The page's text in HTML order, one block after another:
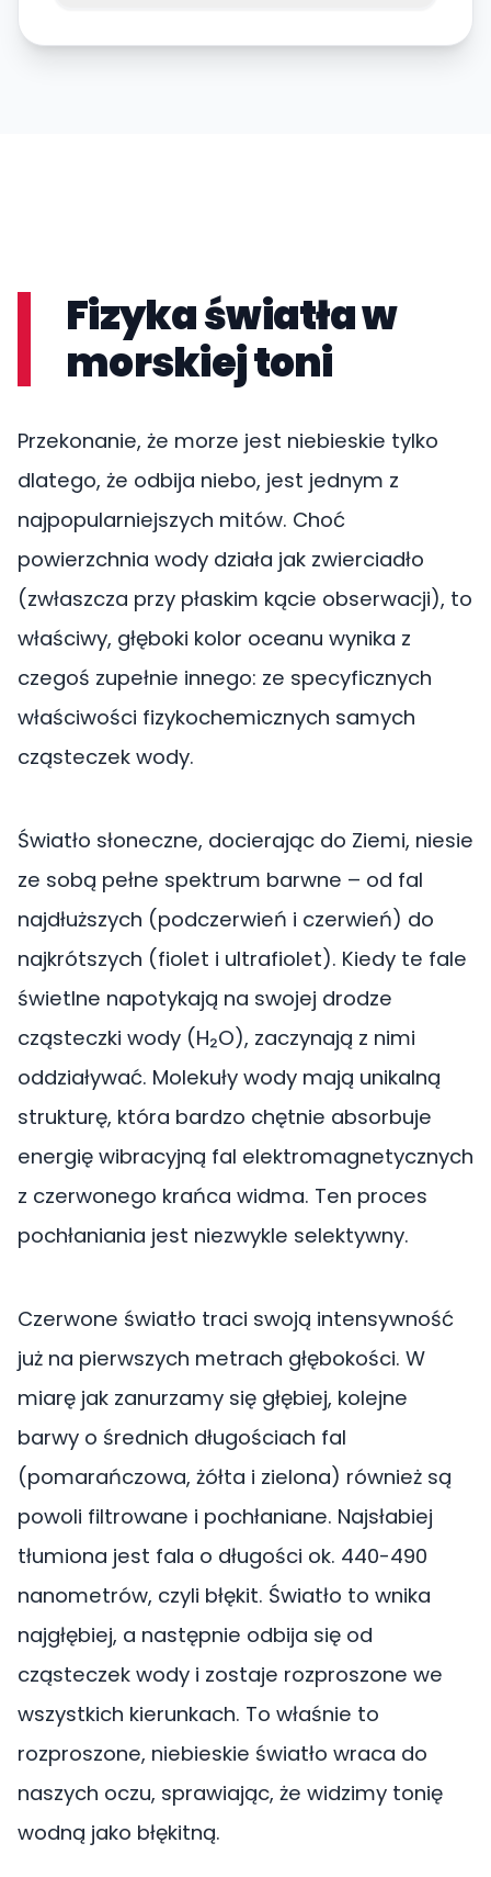
Fizyka światła w
morskiej toni
Przekonanie, że morze jest niebieskie tylko
dlatego, że odbija niebo, jest jednym z
najpopularniejszych mitów. Choć
powierzchnia wody działa jak zwierciadło
(zwłaszcza przy płaskim kącie obserwacji), to
właściwy, głęboki kolor oceanu wynika z
czegoś zupełnie innego: ze specyficznych
właściwości fizykochemicznych samych
cząsteczek wody.
Światło słoneczne, docierając do Ziemi, niesie
ze sobą pełne spektrum barwne – od fal
najdłuższych (podczerwień i czerwień) do
najkrótszych (fiolet i ultrafiolet). Kiedy te fale
świetlne napotykają na swojej drodze
cząsteczki wody (H₂O), zaczynają z nimi
oddziaływać. Molekuły wody mają unikalną
strukturę, która bardzo chętnie absorbuje
energię wibracyjną fal elektromagnetycznych
z czerwonego krańca widma. Ten proces
pochłaniania jest niezwykle selektywny.
Czerwone światło traci swoją intensywność
już na pierwszych metrach głębokości. W
miarę jak zanurzamy się głębiej, kolejne
barwy o średnich długościach fal
(pomarańczowa, żółta i zielona) również są
powoli filtrowane i pochłaniane. Najsłabiej
tłumiona jest fala o długości ok. 440-490
nanometrów, czyli błękit. Światło to wnika
najgłębiej, a następnie odbija się od
cząsteczek wody i zostaje rozproszone we
wszystkich kierunkach. To właśnie to
rozproszone, niebieskie światło wraca do
naszych oczu, sprawiając, że widzimy tonię
wodną jako błękitną.